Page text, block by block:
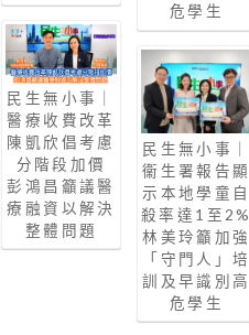
民生無小事｜
醫療收費改革
陳凱欣倡考慮
分階段加價
彭鴻昌籲議醫
療融資以解決
整體問題
危學生
民生無小事｜
衞生署報告顯
示本地學童自
殺率達1至2%
林美玲籲加強
「守門人」培
訓及早識別高
危學生